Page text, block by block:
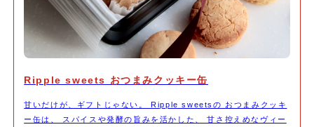
Ripple sweets おつまみクッキー缶
甘いだけが、ギフトじゃない。 Ripple sweetsの おつまみクッキ
ー缶は、 スパイスや発酵の旨みを活かした、 甘さ控えめなヴィー